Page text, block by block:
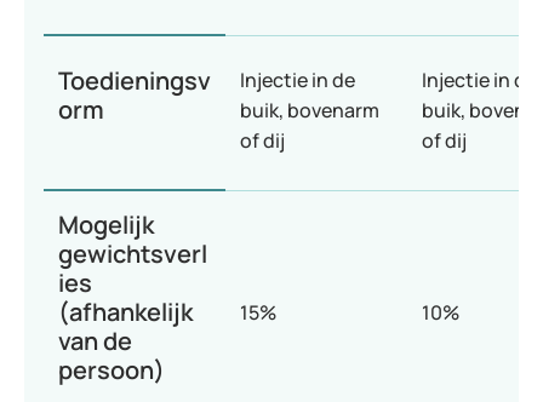
Toedieningsv
orm
Injectie in de
buik, bovenarm
of dij
Injectie in de
buik,
of dij
Mogelijk
gewichtsverl
ies
(afhankelijk
van de
persoon)
15% 10%